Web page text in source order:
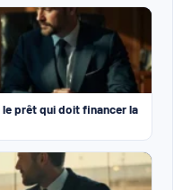
prêt qui doit financer la